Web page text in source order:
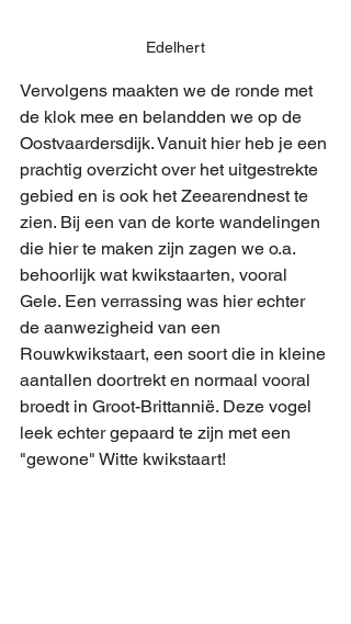
Edelhert
Vervolgens maakten we de ronde met
de klok mee en belandden we op de
Oostvaardersdijk. Vanuit hier heb je een
prachtig overzicht over het uitgestrekte
gebied en is ook het Zeearendnest te
zien. Bij een van de korte wandelingen
die hier te maken zijn zagen we o.a.
behoorlijk wat kwikstaarten, vooral
Gele. Een verrassing was hier echter
de aanwezigheid van een
Rouwkwikstaart, een soort die in kleine
aantallen doortrekt en normaal vooral
broedt in Groot-Brittannië. Deze vogel
leek echter gepaard te zijn met een
"gewone" Witte kwikstaart!